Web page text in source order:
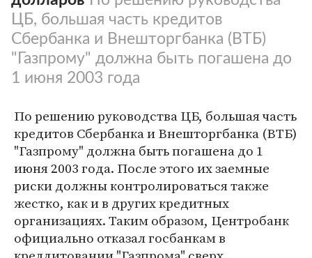
ЦБ, большая часть кредитов
Сбербанка и Внешторгбанка (ВТБ)
"Газпрому" должна быть погашена до
1 июня 2003 года
По решению руководства ЦБ, большая часть
кредитов Сбербанка и Внешторгбанка (ВТБ)
"Газпрому" должна быть погашена до 1
июня 2003 года. После этого их заемные
риски должны контролироваться также
жестко, как и в других кредитных
организациях. Таким образом, Центробанк
официально отказал госбанкам в